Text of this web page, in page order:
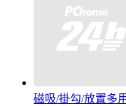
磁吸/掛勾/放置多